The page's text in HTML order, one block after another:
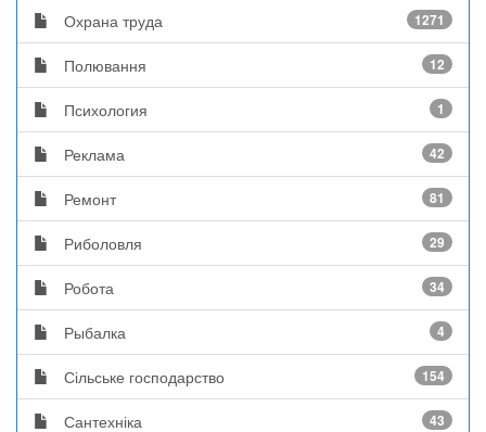
Охрана труда 1271
Полювання 12
Психология 1
Реклама 42
Ремонт 81
Риболовля 29
Робота 34
Рыбалка 4
Сільське господарство 154
Сантехніка 43